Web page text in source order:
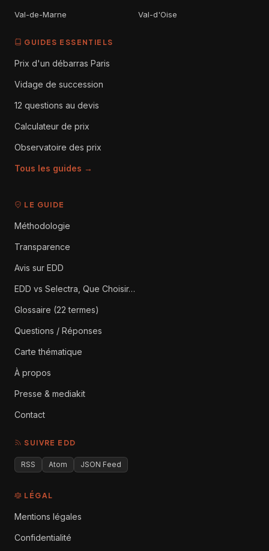
Val-de-Marne Val-d'Oise
GUIDES ESSENTIELS
Prix d'un débarras Paris
Vidage de succession
12 questions au devis
Calculateur de prix
Observatoire des prix
Tous les guides →
LE GUIDE
Méthodologie
Transparence
Avis sur EDD
EDD vs Selectra, Que Choisir…
Glossaire (22 termes)
Questions / Réponses
Carte thématique
À propos
Presse & mediakit
Contact
SUIVRE EDD
RSS Atom JSON Feed
LÉGAL
Mentions légales
Confidentialité